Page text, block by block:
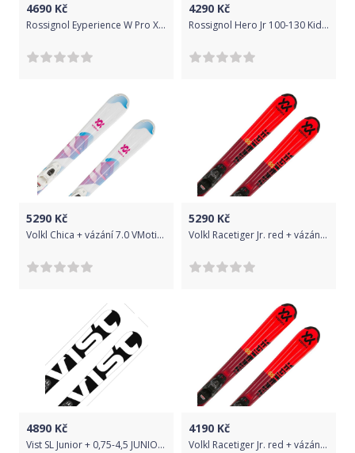
4690 Kč
Rossignol Eyperience W Pro Xpress Jr + vázání Xpress Jr 7 B83 Wht/Silv 128
4290 Kč
Rossignol Hero Jr 100-130 Kid-X + vázání Kid-X 4 B76 Bk/Wht 120
5290 Kč
Volkl Chica + vázání 7.0 VMotion Jr. R Lady 130
5290 Kč
Volkl Racetiger Jr. red + vázání 7.0 VMotion Jr. R 140
4890 Kč
Vist SL Junior + 0,75-4,5 JUNIOR BINDING 100
4190 Kč
Volkl Racetiger Jr. red + vázání 4.5 VMotion Jr. 80